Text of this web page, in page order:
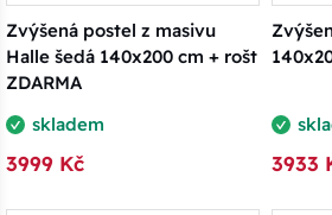
Zvýšená postel z masivu
Halle šedá 140x200 cm + rošt
ZDARMA
skladem
3999 Kč 3933